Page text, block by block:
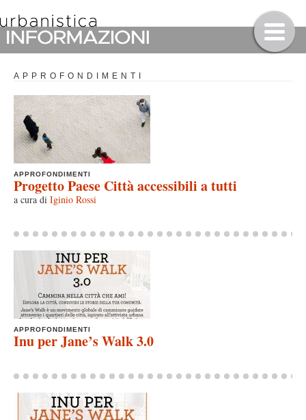
APPROFONDIMENTI
APPROFONDIMENTI
Progetto Paese Città accessibili a tutti
a cura di Iginio Rossi
APPROFONDIMENTI
Inu per Jane’s Walk 3.0